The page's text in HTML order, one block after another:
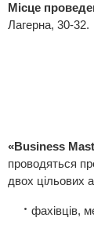
Місце
Лагерна, 30-32.
«Business
проводяться
двох цільових
фахівців,